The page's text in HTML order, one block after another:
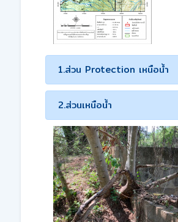
1.ส่วน Protection เหนือน้ำ
2.ส่วนเหนือน้ำ